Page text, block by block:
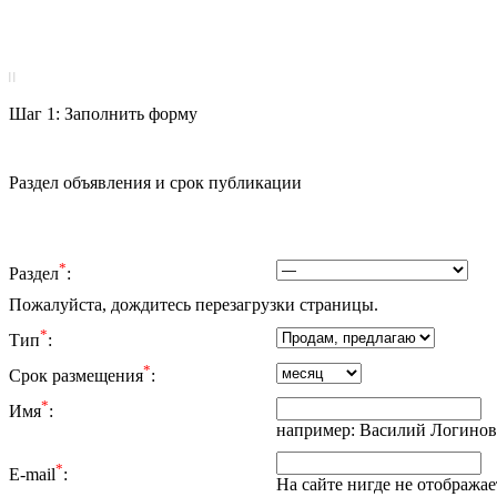
Шаг 1: Заполнить форму
Раздел объявления и срок публикации
Раздел*:
Пожалуйста, дождитесь перезагрузки страницы.
Тип*:
Срок размещения*:
Имя*:
например: Василий Логинов
E-mail*:
На сайте нигде не